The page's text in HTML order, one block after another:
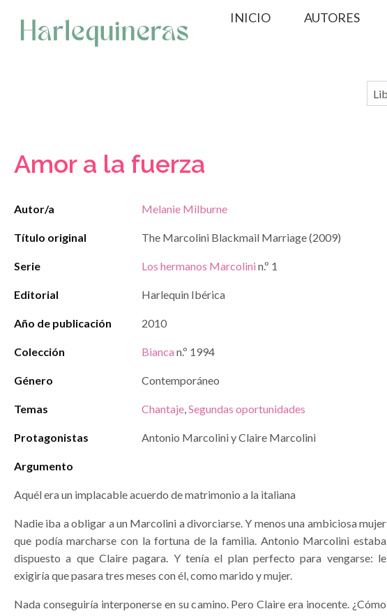
contenido
INICIO AUTORES
Amor a la fuerza
Autor/a Melanie Milburne
Título original The Marcolini Blackmail Marriage (2009)
Serie Los hermanos Marcolini n.º 1
Editorial Harlequin Ibérica
Año de publicación 2010
Colección Bianca n.º 1994
Género Contemporáneo
Temas Chantaje,Segundas oportunidades
Protagonistas Antonio Marcolini y Claire Marcolini
Argumento
Aquél era un implacable acuerdo de matrimonio a la italiana
Nadie iba a obligar a un Marcolini a divorciarse. Y menos una ambiciosa mujer
que podía marcharse con la fortuna de la familia. Antonio Marcolini estaba
dispuesto a que Claire pagara. Y tenía el plan perfecto para vengarse: le
exigiría que pasara tres meses con él, como marido y mujer.
Nada conseguiría interponerse en su camino. Pero Claire era inocente. ¿Cómo